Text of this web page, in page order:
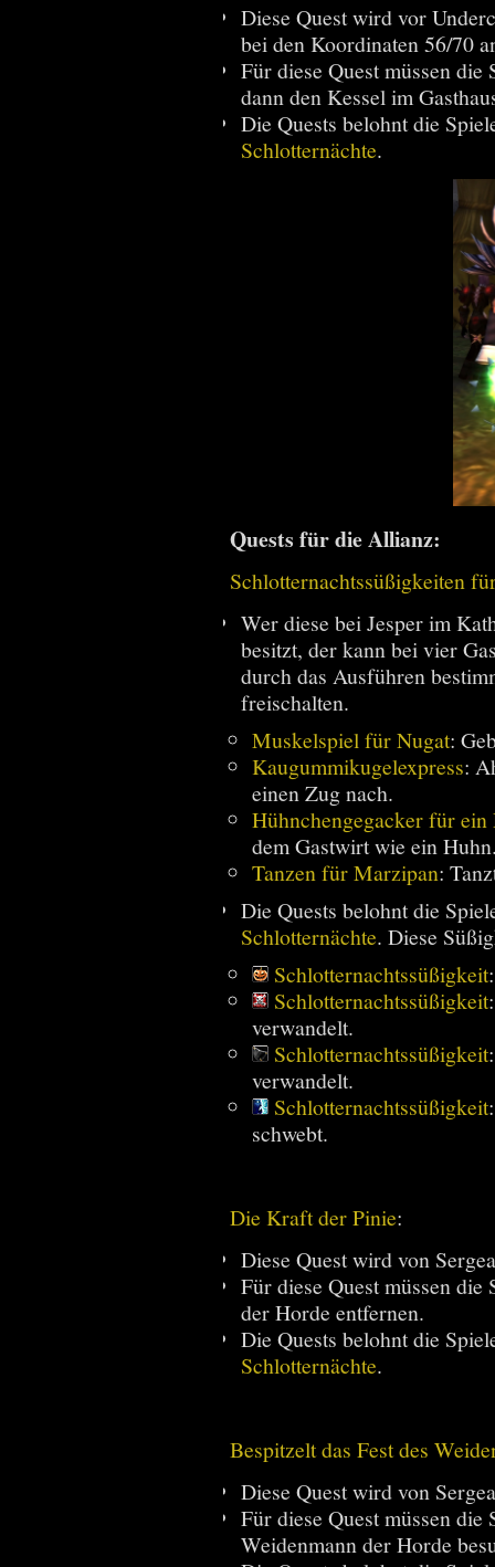
Diese Quest wird vor
bei den Koordinaten 56/70
Für diese Quest müssen
dann den Kessel im
Die Quests belohnt die
Schlotternächte.
Quests für die Allianz:
Schlotternachtssüßigkeiten
Wer diese bei Jesper im
besitzt, der kann bei vier
durch das Ausführen
freischalten.
Muskelspiel für Nugat:
Kaugummikugelexpress:
einen Zug nach.
Hühnchengegacker für
dem Gastwirt wie ein
Tanzen für Marzipan:
Die Quests belohnt die
Schlotternächte. Diese
Schlotternachtssüßigkeit
Schlotternachtssüßigkeit
verwandelt.
Schlotternachtssüßigkeit
verwandelt.
Schlotternachtssüßigkeit
schwebt.
Die Kraft der Pinie:
Diese Quest wird von
Für diese Quest müssen
der Horde entfernen.
Die Quests belohnt die
Schlotternächte.
Bespitzelt das Fest des
Diese Quest wird von
Für diese Quest müssen
Weidenmann der Horde